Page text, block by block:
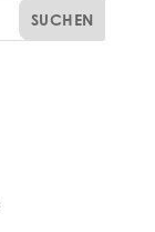
SUCHEN